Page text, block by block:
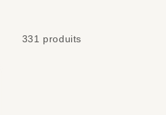
331 produits